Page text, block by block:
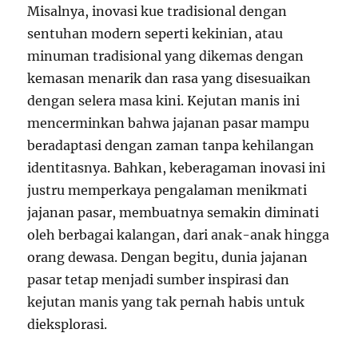
Misalnya, inovasi kue tradisional dengan
sentuhan modern seperti kekinian, atau
minuman tradisional yang dikemas dengan
kemasan menarik dan rasa yang disesuaikan
dengan selera masa kini. Kejutan manis ini
mencerminkan bahwa jajanan pasar mampu
beradaptasi dengan zaman tanpa kehilangan
identitasnya. Bahkan, keberagaman inovasi ini
justru memperkaya pengalaman menikmati
jajanan pasar, membuatnya semakin diminati
oleh berbagai kalangan, dari anak-anak hingga
orang dewasa. Dengan begitu, dunia jajanan
pasar tetap menjadi sumber inspirasi dan
kejutan manis yang tak pernah habis untuk
dieksplorasi.